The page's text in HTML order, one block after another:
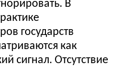
В
государств
как
сигнал. Отсутствие